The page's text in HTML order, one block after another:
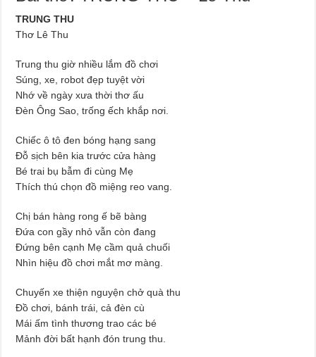
TRUNG THU
Thơ Lê Thu
Trung thu giờ nhiều lắm đồ chơi
Súng, xe, robot đẹp tuyệt vời
Nhớ về ngày xưa thời thơ ấu
Đèn Ông Sao, trống ếch khắp nơi.
Chiếc ô tô đen bóng hạng sang
Đỗ sịch bên kia trước cửa hàng
Bé trai bụ bẫm đi cùng Mẹ
Thích thú chọn đồ miệng reo vang.
Chị bán hàng rong ế bẽ bàng
Đứa con gầy nhỏ vẫn còn đang
Đứng bên cạnh Mẹ cầm quả chuối
Nhìn hiệu đồ chơi mắt mơ màng.
Chuyến xe thiện nguyện chở quà thu
Đồ chơi, bánh trái, cả đèn cù
Mái ấm tình thương trao các bé
Mảnh đời bất hạnh đón trung thu.